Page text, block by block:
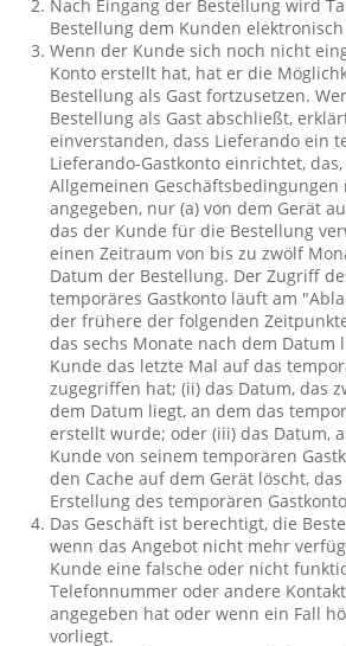
Nach Eingang der Bestellung wird
Bestellung dem Kunden
Wenn der Kunde sich noch nicht
Konto erstellt hat, hat er die
Bestellung als Gast fortzusetzen.
Bestellung als Gast abschließt,
einverstanden, dass Lieferando ein
Lieferando-Gastkonto einrichtet,
Allgemeinen Geschäftsbedingungen
angegeben, nur (a) von dem Gerät
das der Kunde für die Bestellung
einen Zeitraum von bis zu zwölf
Datum der Bestellung. Der Zugriff
temporäres Gastkonto läuft am
der frühere der folgenden
das sechs Monate nach dem Datum
Kunde das letzte Mal auf das
zugegriffen hat; (ii) das Datum, das
dem Datum liegt, an dem das
erstellt wurde; oder (iii) das Datum,
Kunde von seinem temporären
den Cache auf dem Gerät löscht,
Erstellung des temporären
Das Geschäft ist berechtigt, die
wenn das Angebot nicht mehr
Kunde eine falsche oder nicht
Telefonnummer oder andere
angegeben hat oder wenn ein Fall
vorliegt.